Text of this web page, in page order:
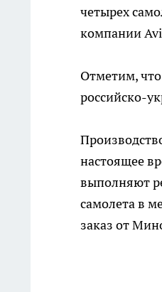
четырех
компании
Отметим,
российско-
настоящее
выполняют
самолета в
заказ от